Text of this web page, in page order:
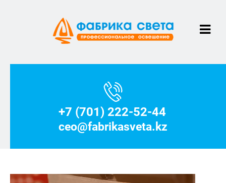
+7 (701) 222-52-44
ceo@fabrikasveta.kz